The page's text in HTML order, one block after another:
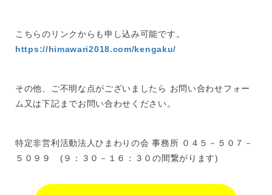
こちらのリンクからも申し込み可能です。
https://himawari2018.com/kengaku/
その他、ご不明な点がございましたら お問い合わせフォー
ム又は下記までお問い合わせください。
特定非営利活動法人ひまわりの会 事務所 ０４５－５０７－
５０９９ (９：３０－１６：３０の間繋がります)